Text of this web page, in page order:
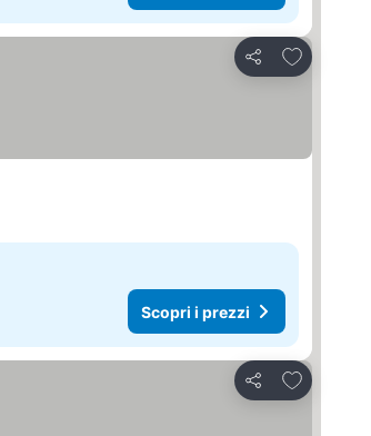
Condividi
Aggiungi
Scopri i prezzi
Condividi
Aggiungi